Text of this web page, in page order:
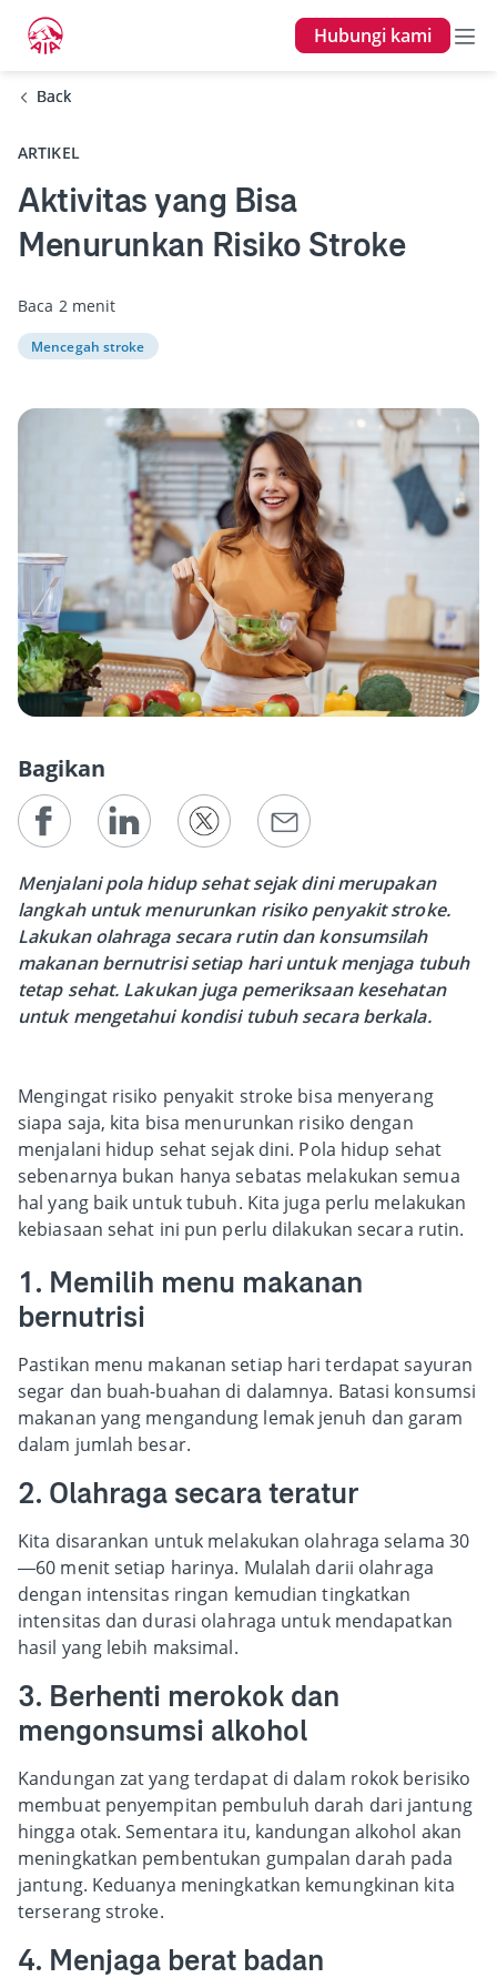
Hubungi kami
Back
Back
ARTIKEL
Aktivitas yang Bisa
Menurunkan Risiko Stroke
Baca 2 menit
Mencegah stroke
Bagikan
Menjalani pola hidup sehat sejak dini merupakan
langkah untuk menurunkan risiko penyakit stroke.
Lakukan olahraga secara rutin dan konsumsilah
makanan bernutrisi setiap hari untuk menjaga tubuh
tetap sehat. Lakukan juga pemeriksaan kesehatan
untuk mengetahui kondisi tubuh secara berkala.
Mengingat risiko penyakit stroke bisa menyerang
siapa saja, kita bisa menurunkan risiko dengan
menjalani hidup sehat sejak dini. Pola hidup sehat
sebenarnya bukan hanya sebatas melakukan semua
hal yang baik untuk tubuh. Kita juga perlu melakukan
kebiasaan sehat ini pun perlu dilakukan secara rutin.
1. Memilih menu makanan
bernutrisi
Pastikan menu makanan setiap hari terdapat sayuran
segar dan buah-buahan di dalamnya. Batasi konsumsi
makanan yang mengandung lemak jenuh dan garam
dalam jumlah besar.
2. Olahraga secara teratur
Kita disarankan untuk melakukan olahraga selama 30
—60 menit setiap harinya. Mulalah darii olahraga
dengan intensitas ringan kemudian tingkatkan
intensitas dan durasi olahraga untuk mendapatkan
hasil yang lebih maksimal.
3. Berhenti merokok dan
mengonsumsi alkohol
Kandungan zat yang terdapat di dalam rokok berisiko
membuat penyempitan pembuluh darah dari jantung
hingga otak. Sementara itu, kandungan alkohol akan
meningkatkan pembentukan gumpalan darah pada
jantung. Keduanya meningkatkan kemungkinan kita
terserang stroke.
4. Menjaga berat badan